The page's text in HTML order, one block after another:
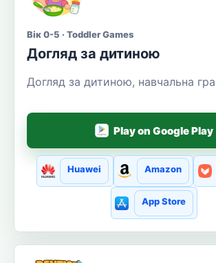
Вік 0-5 · Toddler Games
Догляд за дитиною
Догляд за дитиною, навчальна
Play on Google Play
Huawei Amazon
App Store